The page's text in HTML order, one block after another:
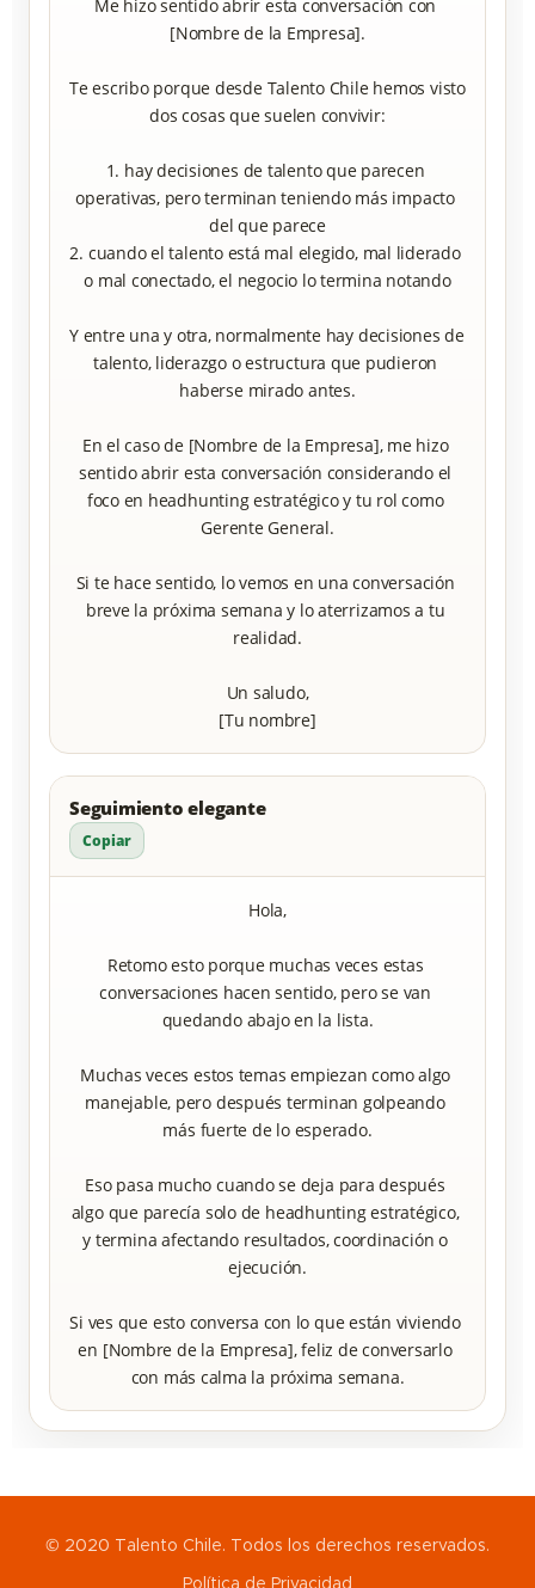
Me hizo sentido abrir esta conversación con
[Nombre de la Empresa].
Te escribo porque desde Talento Chile hemos visto
dos cosas que suelen convivir:
1. hay decisiones de talento que parecen
operativas, pero terminan teniendo más impacto
del que parece
2. cuando el talento está mal elegido, mal liderado
o mal conectado, el negocio lo termina notando
Y entre una y otra, normalmente hay decisiones de
talento, liderazgo o estructura que pudieron
haberse mirado antes.
En el caso de [Nombre de la Empresa], me hizo
sentido abrir esta conversación considerando el
foco en headhunting estratégico y tu rol como
Gerente General.
Si te hace sentido, lo vemos en una conversación
breve la próxima semana y lo aterrizamos a tu
realidad.
Un saludo,
[Tu nombre]
Seguimiento elegante
Copiar
Hola,
Retomo esto porque muchas veces estas
conversaciones hacen sentido, pero se van
quedando abajo en la lista.
Muchas veces estos temas empiezan como algo
manejable, pero después terminan golpeando
más fuerte de lo esperado.
Eso pasa mucho cuando se deja para después
algo que parecía solo de headhunting estratégico,
y termina afectando resultados, coordinación o
ejecución.
Si ves que esto conversa con lo que están viviendo
en [Nombre de la Empresa], feliz de conversarlo
con más calma la próxima semana.
© 2020 Talento Chile. Todos los derechos reservados.
Política de Privacidad